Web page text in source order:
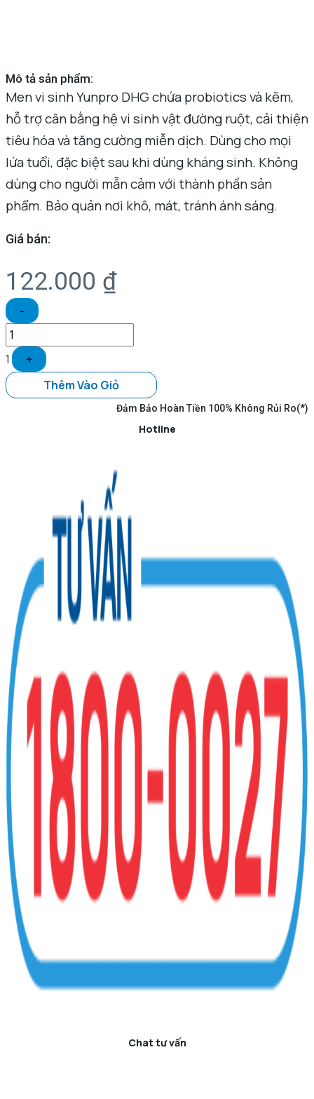
Mô tả sản phẩm:
Men vi sinh Yunpro DHG chứa probiotics và kẽm,
hỗ trợ cân bằng hệ vi sinh vật đường ruột, cải thiện
tiêu hóa và tăng cường miễn dịch. Dùng cho mọi
lứa tuổi, đặc biệt sau khi dùng kháng sinh. Không
dùng cho người mẫn cảm với thành phần sản
phẩm. Bảo quản nơi khô, mát, tránh ánh sáng.
Giá bán:
122.000 ₫
-
1
+
Thêm Vào Giỏ
Đảm Bảo Hoàn Tiền 100% Không Rủi Ro(*)
Hotline
Chat tư vấn